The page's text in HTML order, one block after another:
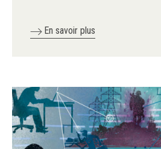
En savoir plus